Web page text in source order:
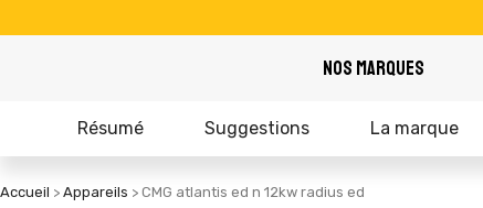
NOS MARQUES
Accueil Appareils CMG atlantis ed n 12kw radius ed
Résumé Suggestions La marque